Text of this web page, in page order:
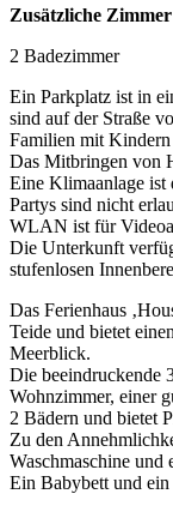
Zusätzliche Zimmer
2 Badezimmer
Ein Parkplatz ist in
sind auf der Straße
Familien mit
Das Mitbringen von
Eine Klimaanlage ist
Partys sind nicht
WLAN ist für
Die Unterkunft
stufenlosen
Das Ferienhaus
Teide und bietet
Meerblick.
Die beeindruckende
Wohnzimmer, einer
2 Bädern und bietet
Zu den
Waschmaschine und
Ein Babybett und